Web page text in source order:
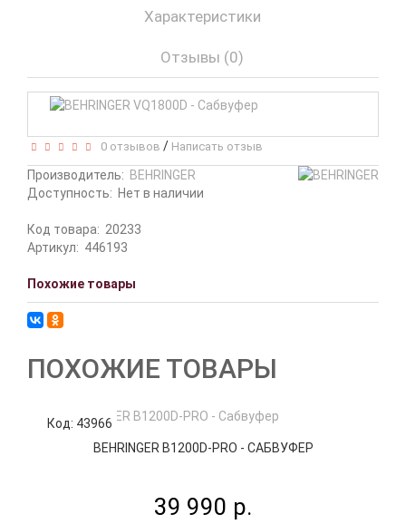
Характеристики
Отзывы (0)
0 отзывов / Написать отзыв
Производитель: BEHRINGER
Доступность: Нет в наличии
Код товара: 20233
Артикул: 446193
Похожие товары
ПОХОЖИЕ ТОВАРЫ
Код: 43966
BEHRINGER B1200D-PRO - САБВУФЕР
39 990 р.